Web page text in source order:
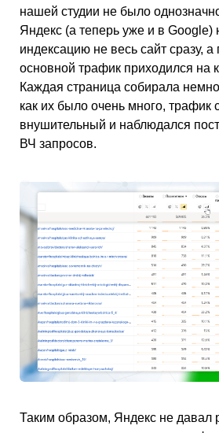
нашей студии не было
Яндекс (а теперь уже и в Google)
индексацию не весь сайт сразу, а
основной трафик приходился на
Каждая страница собирала
как их было очень много, трафик
внушительный и наблюдался
ВЧ запросов.
Таким образом, Яндекс не давал